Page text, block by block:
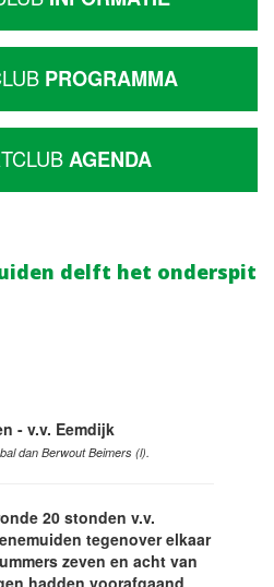
PROGRAMMA
AGENDA
delft het onderspit
dan Berwout Beimers (l).
20 stonden v.v.
tegenover elkaar
zeven en acht van
hadden voorafgaand